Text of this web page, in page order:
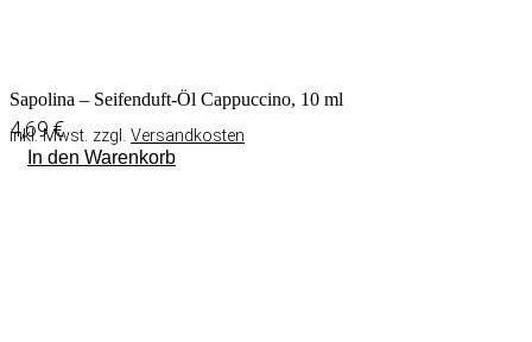
Sapolina – Seifenduft-Öl Cappuccino, 10 ml
4,69€
inkl. Mwst. zzgl. Versandkosten
In den Warenkorb